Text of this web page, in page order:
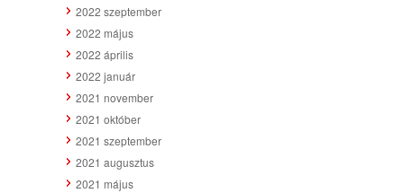
2022 szeptember
2022 május
2022 április
2022 január
2021 november
2021 október
2021 szeptember
2021 augusztus
2021 május